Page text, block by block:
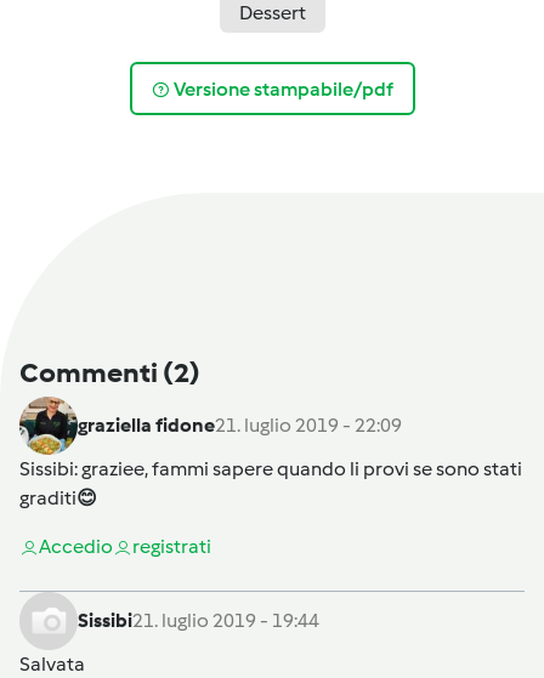
Dessert
Versione stampabile/pdf
Commenti (2)
graziella fidone21. luglio 2019 - 22:09
Sissibi: graziee, fammi sapere quando li provi se sono stati
graditi😊
Accedio registrati
Sissibi21. luglio 2019 - 19:44
Salvata